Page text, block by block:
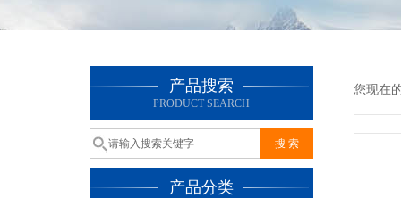
产品搜索
PRODUCT SEARCH
产品分类
您现在